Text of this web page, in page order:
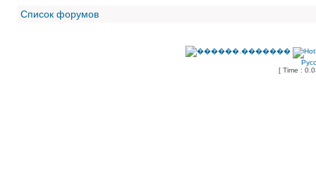
Список форумов
[ Time :